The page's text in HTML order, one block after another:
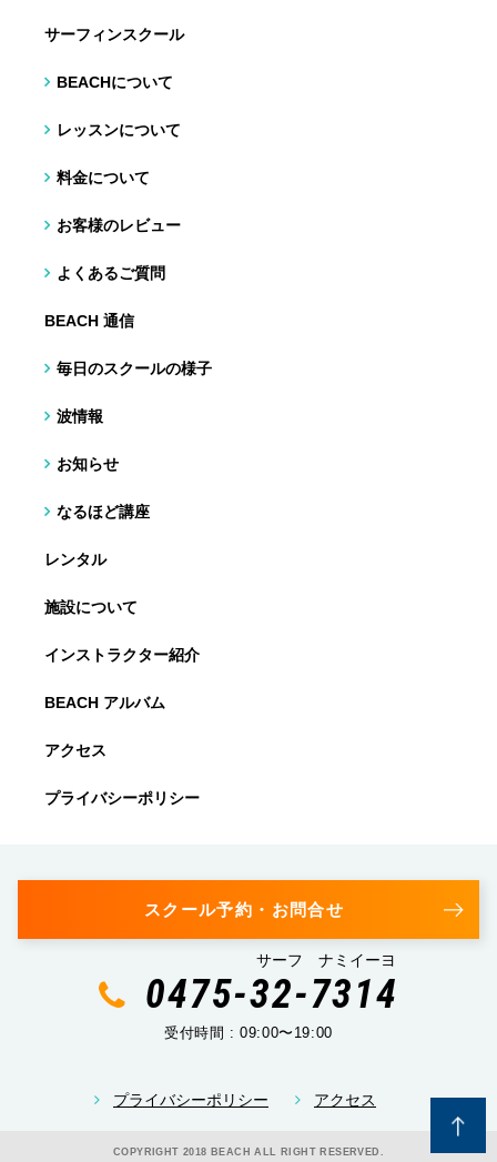
サーフィンスクール
BEACHについて
レッスンについて
料金について
お客様のレビュー
よくあるご質問
BEACH 通信
毎日のスクールの様子
波情報
お知らせ
なるほど講座
レンタル
施設について
インストラクター紹介
BEACH アルバム
アクセス
プライバシーポリシー
スクール予約・お問合せ
サーフ ナミイーヨ
0475-32-7314
受付時間 : 09:00〜19:00
プライバシーポリシー アクセス
COPYRIGHT 2018 BEACH ALL RIGHT RESERVED.